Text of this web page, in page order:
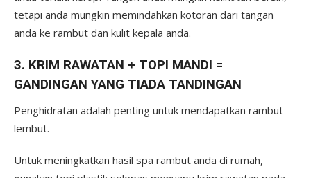
tetapi anda mungkin memindahkan kotoran dari tangan
anda ke rambut dan kulit kepala anda.
3. KRIM RAWATAN + TOPI MANDI =
GANDINGAN YANG TIADA TANDINGAN
Penghidratan adalah penting untuk mendapatkan rambut
lembut.
Untuk meningkatkan hasil spa rambut anda di rumah,